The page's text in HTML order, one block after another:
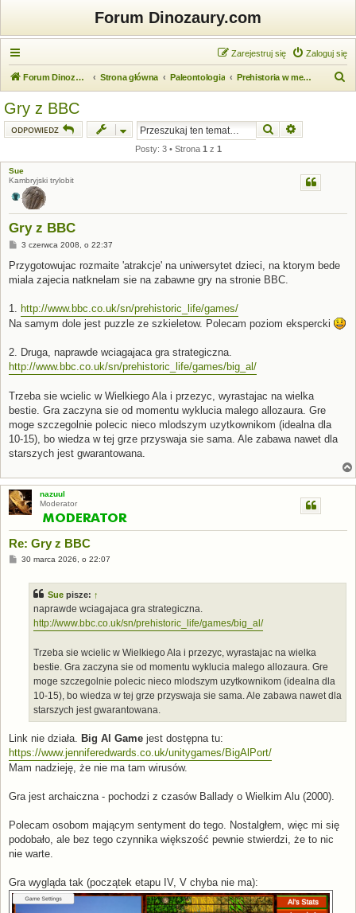
Forum Dinozaury.com
Zaloguj się
Zarejestruj się
Forum Dinozaury.com Strona główna Paleontologia Prehistoria w mediach
Gry z BBC
ODPOWIEDZ Szukaj
Posty: 3 • Strona 1 z 1
Sue
Kambryjski trylobit
Gry z BBC
P
s
3 czerwca 2008, o 22:37
Przygotowujac rozmaite 'atrakcje' na uniwersytet dzieci, na ktorym bede
miala zajecia natknelam sie na zabawne gry na stronie BBC.
1. http://www.bbc.co.uk/sn/prehistoric_life/games/
Na samym dole jest puzzle ze szkieletow. Polecam poziom ekspercki
2. Druga, naprawde wciagajaca gra strategiczna.
http://www.bbc.co.uk/sn/prehistoric_life/games/big_al/
Trzeba sie wcielic w Wielkiego Ala i przezyc, wyrastajac na wielka
bestie. Gra zaczyna sie od momentu wyklucia malego allozaura. Gre
moge szczegolnie polecic nieco mlodszym uzytkownikom (idealna dla
10-15), bo wiedza w tej grze przyswaja sie sama. Ale zabawa nawet dla
starszych jest gwarantowana.
nazuul
Moderator
Re: Gry z BBC
P30 marca 2026, o 22:07
Sue pisze: ↑
naprawde wciagajaca gra strategiczna.
http://www.bbc.co.uk/sn/prehistoric_life/games/big_al/
Trzeba sie wcielic w Wielkiego Ala i przezyc, wyrastajac na wielka
bestie. Gra zaczyna sie od momentu wyklucia malego allozaura. Gre
moge szczegolnie polecic nieco mlodszym uzytkownikom (idealna dla
10-15), bo wiedza w tej grze przyswaja sie sama. Ale zabawa nawet dla
starszych jest gwarantowana.
Link nie działa. Big Al Game jest dostępna tu:
https://www.jenniferedwards.co.uk/unitygames/BigAlPort/
Mam nadzieję, że nie ma tam wirusów.
Gra jest archaiczna - pochodzi z czasów Ballady o Wielkim Alu (2000).
Polecam osobom mającym sentyment do tego. Nostalgłem, więc mi się
podobało, ale bez tego czynnika większość pewnie stwierdzi, że to nic
nie warte.
Gra wygląda tak (początek etapu IV, V chyba nie ma):